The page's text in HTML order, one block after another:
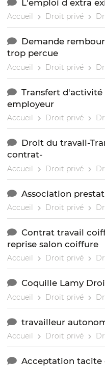
L'emploi d extra
Accueil Droit privé
Demande
trop percue
Accueil Droit privé
Transfert d'activité
employeur
Accueil Droit privé
Droit du travail-
contrat-
Accueil Droit privé
Association
Accueil Droit privé
Contrat travail
reprise salon coiffure
Accueil Droit privé
Coquille Lamy
Accueil Droit privé
travailleur
Accueil Droit privé
Acceptation tacite